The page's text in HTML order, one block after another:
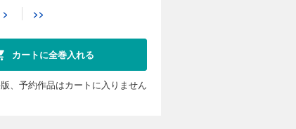
> >>
カートに全巻入れる
、予約作品はカートに入りません